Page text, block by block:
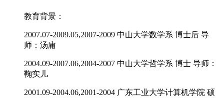
教育背景：
2007.07-2009.05,2007-2009 中山大学数学系 博士后 导
师：汤庸
2004.09-2007.06,2004-2007 中山大学哲学系 博士 导师：
鞠实儿
2001.09-2004.06,2001-2004 广东工业大学计算机学院 硕